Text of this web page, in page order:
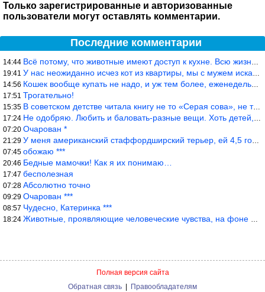
Только зарегистрированные и авторизованные
пользователи могут оставлять комментарии.
Последние комментарии
14:44 Всё потому, что животные имеют доступ к кухне. Всю жизнь живу с
19:41 У нас неожиданно исчез кот из квартиры, мы с мужем искали повсюд
14:56 Кошек вообще купать не надо, и уж тем более, еженедельно, как лю
17:51 Трогательно!
15:35 В советском детстве читала книгу не то «Серая сова», не то ещё к
17:24 Не одобряю. Любить и баловать-разные вещи. Хоть детей, хоть коше
07:20 Очарован *
21:29 У меня американский стаффордширский терьер, ей 4,5 года, но ни р
07:45 обожаю ***
20:46 Бедные мамочки! Как я их понимаю…
17:47 бесполезная
07:28 Абсолютно точно
09:29 Очарован ***
08:57 Чудесно, Катеринка ***
18:24 Животные, проявляющие человеческие чувства, на фоне озверевших д
Полная версия сайта
Обратная связь
Правообладателям